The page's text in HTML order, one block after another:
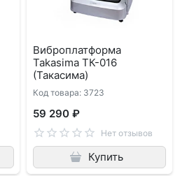
Виброплатформа
Takasima ТК-016
(Такасима)
Код товара: 3723
59 290 ₽
Нет отзывов
Купить